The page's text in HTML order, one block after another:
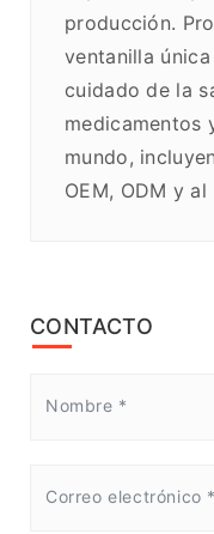
producción.
ventanilla
cuidado de la
medicamentos
mundo,
OEM, ODM y
CONTACTO